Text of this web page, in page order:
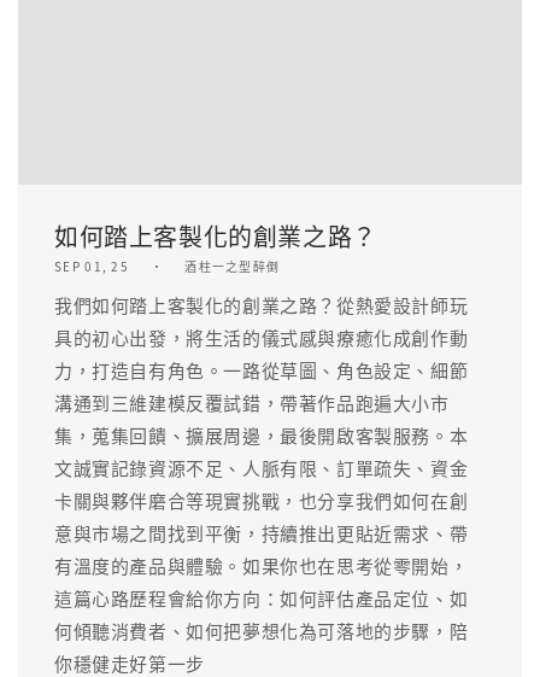
如何踏上客製化的創業之路？
SEP 01, 25 酒柱一之型醉倒
我們如何踏上客製化的創業之路？從熱愛設計師玩
具的初心出發，將生活的儀式感與療癒化成創作動
力，打造自有角色。一路從草圖、角色設定、細節
溝通到三維建模反覆試錯，帶著作品跑遍大小市
集，蒐集回饋、擴展周邊，最後開啟客製服務。本
文誠實記錄資源不足、人脈有限、訂單疏失、資金
卡關與夥伴磨合等現實挑戰，也分享我們如何在創
意與市場之間找到平衡，持續推出更貼近需求、帶
有溫度的產品與體驗。如果你也在思考從零開始，
這篇心路歷程會給你方向：如何評估產品定位、如
何傾聽消費者、如何把夢想化為可落地的步驟，陪
你穩健走好第一步